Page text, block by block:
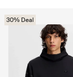
30% Deal